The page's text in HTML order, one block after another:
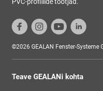
©2026 GEALAN Fenster-Systeme
Teave GEALANi kohta